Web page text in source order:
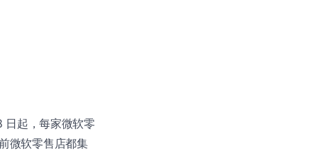
日起，每家微软零
微软零售店都集